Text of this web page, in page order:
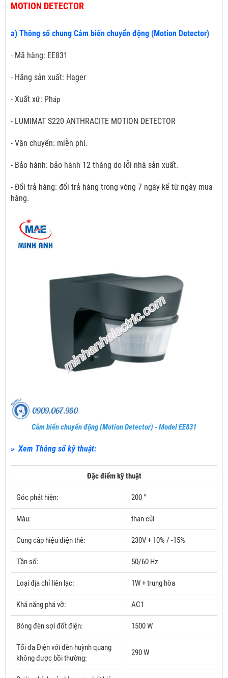
MOTION DETECTOR
a) Thông số chung Cảm biến chuyển động (Motion Detector)
- Mã hàng: EE831
- Hãng sản xuất: Hager
- Xuất xứ: Pháp
- LUMIMAT S220 ANTHRACITE MOTION DETECTOR
- Vận chuyển: miễn phí.
- Bảo hành: bảo hành 12 tháng do lỗi nhà sản xuất.
- Đổi trả hàng: đổi trả hàng trong vòng 7 ngày kể từ ngày mua
hàng.
Cảm biến chuyển động (Motion Detector) - Model EE831
» Xem Thông số kỹ thuật:
Đặc điểm kỹ thuật
Góc phát hiện: 200 °
Màu: than củi
Cung câp hiệu điện thê: 230V + 10% / -15%
Tần số: 50/60 Hz
Loại địa chỉ liên lạc: 1W + trung hòa
Khả năng phá vỡ: AC1
Bóng đèn sợi đốt điện: 1500 W
Tối đaĐiện với đèn huỳnh quang
không được bồi thường:
290 W